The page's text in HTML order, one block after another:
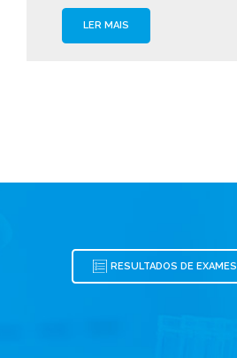
LER MAIS
RESULTADOS DE EXAMES